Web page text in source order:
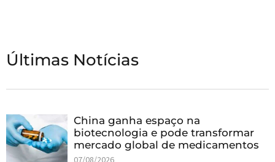
Últimas Notícias
China ganha espaço na
biotecnologia e pode transformar
mercado global de medicamentos
07/08/2026